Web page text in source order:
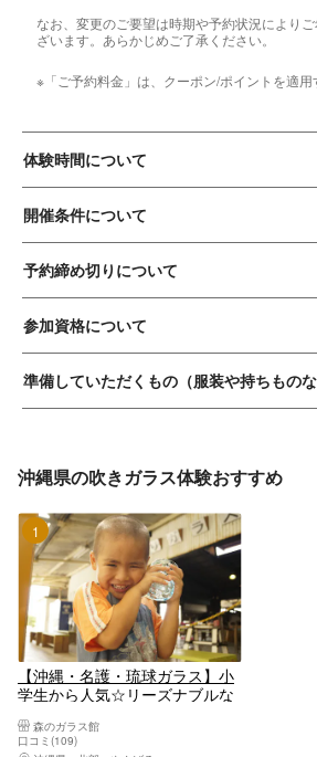
なお、変更のご要望は時期や予約状況により
ざいます。あらかじめご了承ください。
※「ご予約料金」は、クーポン/ポイントを適用
体験時間について
開催条件について
予約締め切りについて
参加資格について
準備していただくもの（服装や持ちものな
沖縄県の吹きガラス体験おすすめ
1位
【沖縄・名護・琉球ガラス】小
学生から人気☆リーズナブルな
撮影サポート付き・見学無料）
森のガラス館
口コミ(109)